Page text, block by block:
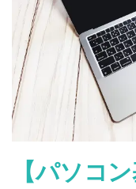
【パソコ